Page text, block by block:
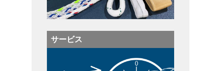
サービス